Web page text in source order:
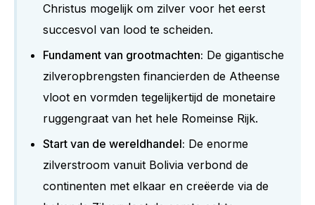
Christus mogelijk om zilver voor het eerst
succesvol van lood te scheiden.
Fundament van grootmachten: De gigantische
zilveropbrengsten financierden de Atheense
vloot en vormden tegelijkertijd de monetaire
ruggengraat van het hele Romeinse Rijk.
Start van de wereldhandel: De enorme
zilverstroom vanuit Bolivia verbond de
continenten met elkaar en creëerde via de